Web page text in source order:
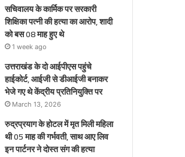
सचिवालय के कार्मिक पर सरकारी
शिक्षिका पत्नी की हत्या का आरोप, शादी
को बस 08 माह हुए थे
1 week ago
उत्तराखंड के दो आईपीएस पहुंचे
हाईकोर्ट, आईजी से डीआईजी बनाकर
भेजे गए थे केंद्रीय प्रतिनियुक्ति पर
March 13, 2026
रुद्रप्रयाग के होटल में मृत मिली महिला
थी 05 माह की गर्भवती, साथ आए लिव
इन पार्टनर ने दोस्त संग की हत्या